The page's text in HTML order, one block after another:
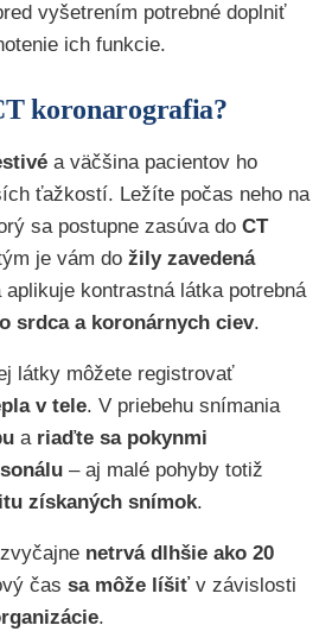
vyšetrením potrebné doplniť
ich funkcie.
koronarografia?
a väčšina pacientov ho
ťažkostí. Ležíte počas neho na
sa postupne zasúva do CT
je vám do žily zavedená
kontrastná látka potrebná
srdca a koronárnych ciev.
látky môžete registrovať
v tele. V priebehu snímania
a riaďte sa pokynmi
– aj malé pohyby totiž
získaných snímok.
netrvá dlhšie ako 20
čas sa môže líšiť v závislosti
.